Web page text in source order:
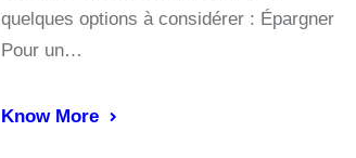
quelques options à considérer : Épargner
Pour un…
Know More